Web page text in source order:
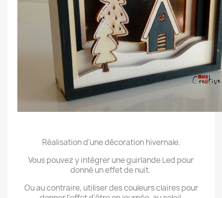
Réalisation d'une décoration hivernale.
Vous pouvez y intégrer une guirlande Led pour
donné un effet de nuit.
Ou au contraire, utiliser des couleurs claires pour